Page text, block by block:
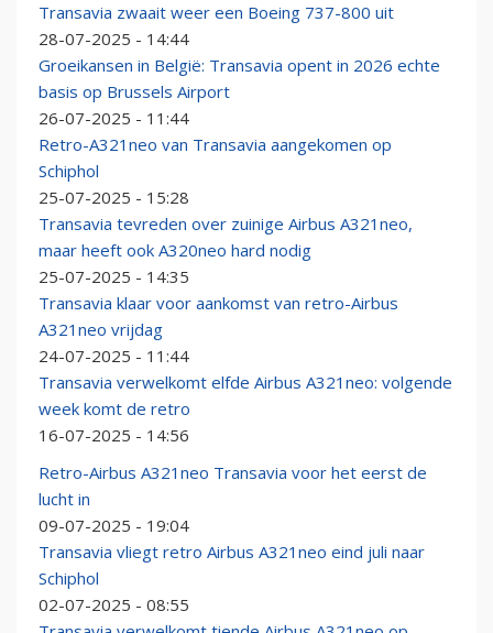
Transavia zwaait weer een Boeing 737-800 uit
28-07-2025 - 14:44
Groeikansen in België: Transavia opent in 2026 echte
basis op Brussels Airport
26-07-2025 - 11:44
Retro-A321neo van Transavia aangekomen op
Schiphol
25-07-2025 - 15:28
Transavia tevreden over zuinige Airbus A321neo,
maar heeft ook A320neo hard nodig
25-07-2025 - 14:35
Transavia klaar voor aankomst van retro-Airbus
A321neo vrijdag
24-07-2025 - 11:44
Transavia verwelkomt elfde Airbus A321neo: volgende
week komt de retro
16-07-2025 - 14:56
Retro-Airbus A321neo Transavia voor het eerst de
lucht in
09-07-2025 - 19:04
Transavia vliegt retro Airbus A321neo eind juli naar
Schiphol
02-07-2025 - 08:55